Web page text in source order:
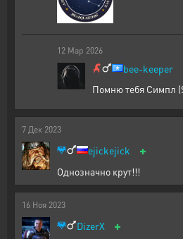
12 Мар 2026
bee-keeper
Помню тебя Симпл
7 Дек 2023
ejickejick +
Однозначно крут!!!
16 Ноя 2023
DizerX +